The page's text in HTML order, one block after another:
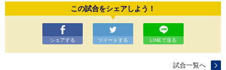
この試合をシェアしよう！
シェアする ツイートする LINEで送る
試合一覧へ